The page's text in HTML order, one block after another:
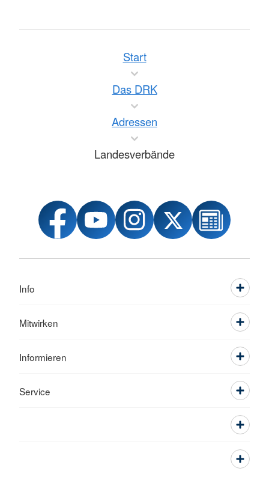
Start
Das DRK
Adressen
Landesverbände
Info
Mitwirken
Informieren
Service